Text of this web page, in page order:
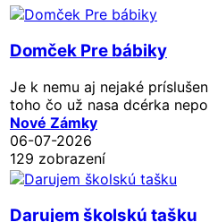
Domček Pre bábiky
Je k nemu aj nejaké
toho čo už nasa dcérka
Nové Zámky
06-07-2026
129 zobrazení
Darujem školskú tašku